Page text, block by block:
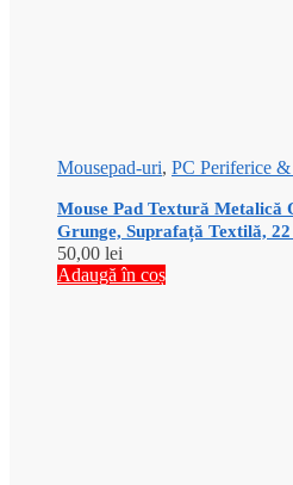
Mousepad-uri, PC Periferice
Mouse Pad Textură Metalică
Grunge, Suprafață Textilă,
50,00 lei
Adaugă în coș